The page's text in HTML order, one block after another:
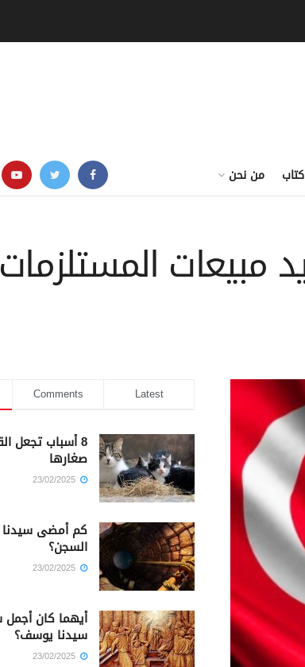
كتاب من نحن
مبيعات المستلزمات
Comments Latest
8 أسباب تجعل
صغارها
كم أمضى
السجن؟
أيهما كان
سيدنا يوسف؟